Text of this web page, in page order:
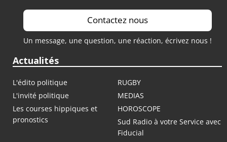
Contactez nous
Un message, une question, une réaction, écrivez nous !
Actualités
L'édito politique
RUGBY
L'invité politique
MEDIAS
Les courses hippiques et
pronostics
HOROSCOPE
Sud Radio à votre Service avec
Fiducial